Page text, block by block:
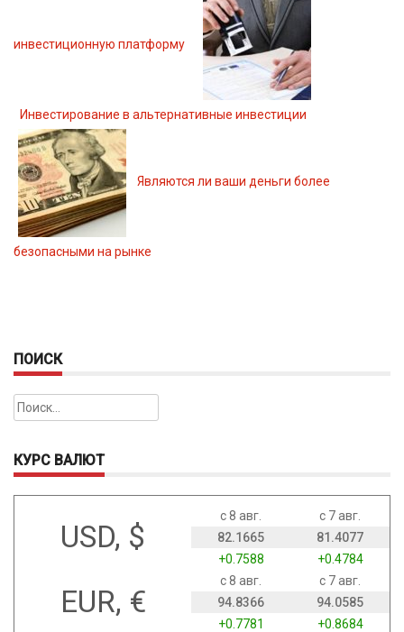
инвестиционную платформу
Инвестирование в альтернативные инвестиции
Являются ли ваши деньги более
безопасными на рынке
ПОИСК
Найти:
КУРС ВАЛЮТ
USD, $
с 8 авг.
с 7 авг.
82.1665
81.4077
+0.7588
+0.4784
EUR, €
с 8 авг.
с 7 авг.
94.8366
94.0585
+0.7781
+0.8684